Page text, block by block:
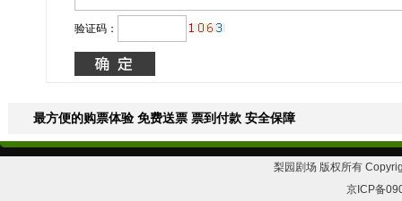
验证码：
最方便的购票体验 免费送票 票到付款 安全保障
梨园剧场 版权所有
京ICP备